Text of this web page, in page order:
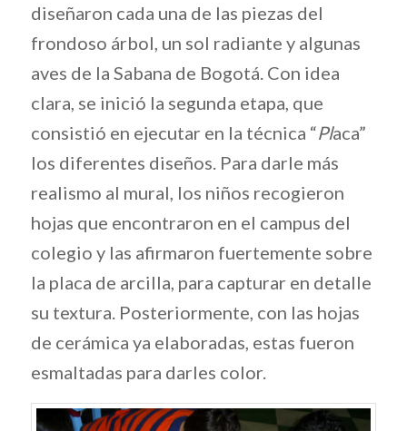
diseñaron cada una de las piezas del
frondoso árbol, un sol radiante y algunas
aves de la Sabana de Bogotá. Con idea
clara, se inició la segunda etapa, que
consistió en ejecutar en la técnica “Placa”
los diferentes diseños. Para darle más
realismo al mural, los niños recogieron
hojas que encontraron en el campus del
colegio y las afirmaron fuertemente sobre
la placa de arcilla, para capturar en detalle
su textura. Posteriormente, con las hojas
de cerámica ya elaboradas, estas fueron
esmaltadas para darles color.